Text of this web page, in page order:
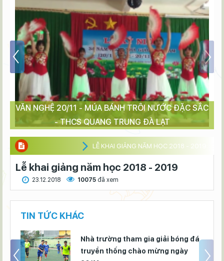
VĂN NGHỆ 20/11 - MÚA BÁNH TRÔI NƯỚC ĐẶC SẮC
- THCS QUANG TRUNG ĐÀ LẠT
LỄ KHAI GIẢNG NĂM HỌC 2018 - 2019
Lễ khai giảng năm học 2018 - 2019
23.12.2018 10075 đã xem
TIN TỨC KHÁC
Nhà trường tham gia giải bóng đá
truyền thống chào mừng ngày